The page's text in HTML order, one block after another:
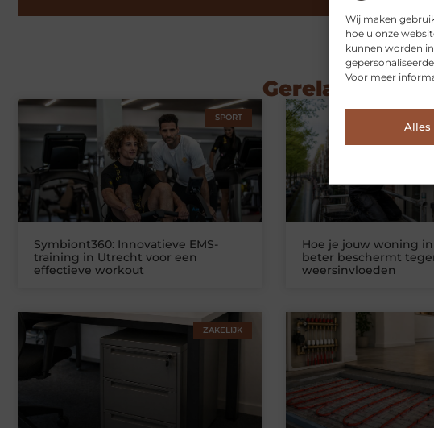
Wij maken
hoe u onze
kunnen worden
Voor meer
Alles
Gerelateerde
SPORT
Symbiont360: Innovatieve EMS-
training in Utrecht voor een
effectieve workout
Hoe je jouw woning
beter beschermt
weersinvloeden
ZAKELIJK